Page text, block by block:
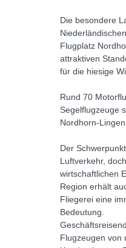
Die besondere
Flugplatz
attraktiven
für die hiesige
Rund 70
Segelflugzeuge
Nordhorn-
Der
Luftverkehr,
wirtschaftlichen
Region erhält
Fliegerei eine
Bedeutung.
Flugzeugen von